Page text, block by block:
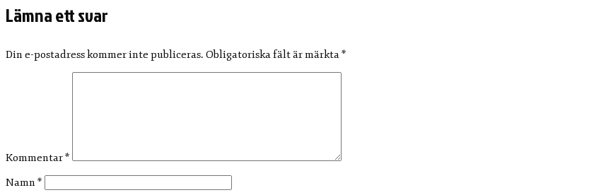
Lämna ett svar
Din e-postadress kommer inte publiceras. Obligatoriska fält är märkta*
Kommentar*
Namn*